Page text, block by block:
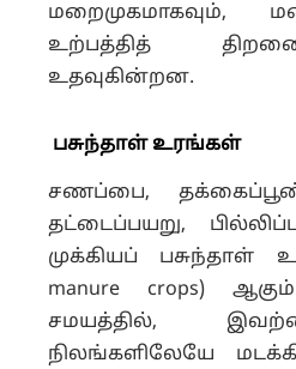
மறைமுகமாகவும்,
உற்பத்தித்
உதவுகின்றன.
பசுந்தாள் உரங்கள்
சணப்பை,
தட்டைப்பயறு,
முக்கியப் பசுந்தாள்
manure crops)
சமயத்தில்,
நிலங்களிலேயே